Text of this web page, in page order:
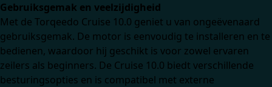
Gebruiksgemak en veelzijdigheid
Met de Torqeedo Cruise 10.0 geniet u van ongeëvenaard
gebruiksgemak. De motor is eenvoudig te installeren en te
bedienen, waardoor hij geschikt is voor zowel ervaren
zeilers als beginners. De Cruise 10.0 biedt verschillende
besturingsopties en is compatibel met externe